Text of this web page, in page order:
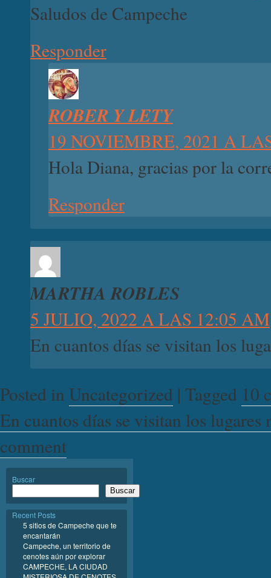
Saludos de Campeche
Responder
ROBER Y LETY
19 NOVIEMBRE, 2021 A
Hola Diana, gracias por la
Responder
MARTHA ROBLES
5 JULIO, 2022 A LAS 12:05 AM
En cuantos días se visitan los
Posted in Uncategorized | Tagged 10
En cuantos días se visitan los
comment
Buscar
Buscar
Recent Posts
5 sitios de Campeche que te
encantarán
Campeche, un territorio de
cenotes aún por explorar
CAMPECHE, LA CIUDAD